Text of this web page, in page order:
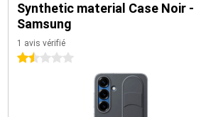
Synthetic material Case Noir -
Samsung
1 avis vérifié
1.5 étoiles